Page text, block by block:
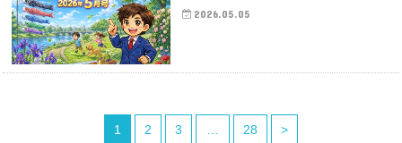
2026.05.05
1 2 3 28 >